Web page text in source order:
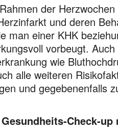
der
und deren
man einer KHK
vorbeugt.
wie
alle weiteren
und gegebenenfalls
Check-up